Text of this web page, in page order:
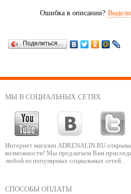
Ошибка в описании?
Поделиться…
МЫ В СОЦИАЛЬНЫХ СЕТЯХ
Интернет магазин ADRENALIN.RU
возможности! Мы предлагаем Вам
любой из популярных социальных сетей.
СПОСОБЫ ОПЛАТЫ